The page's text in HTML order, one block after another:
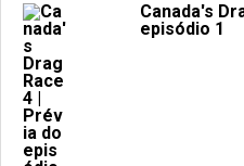
Canada's
episódio 1